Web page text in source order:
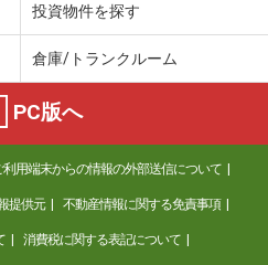
投資物件を探す
倉庫/トランクルーム
PC版へ
利用端末からの情報の外部送信について
提供元 不動産情報に関する免責事項
消費税に関する表記について